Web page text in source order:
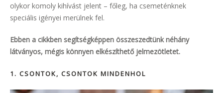
olykor komoly kihívást jelent – főleg, ha csemeténknek
speciális igényei merülnek fel.
Ebben a cikkben segítségképpen összeszedtünk néhány
látványos, mégis könnyen elkészíthető jelmezötletet.
1. CSONTOK, CSONTOK MINDENHOL